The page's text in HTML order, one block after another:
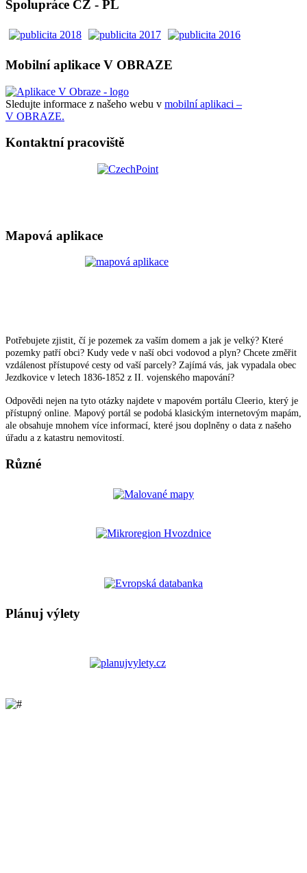
Spolupráce CZ - PL
Mobilní aplikace V OBRAZE
Sledujte informace z našeho webu v mobilní aplikaci –
V OBRAZE.
Kontaktní pracoviště
Mapová aplikace
Potřebujete zjistit, čí je pozemek za vaším domem a jak je velký? Které
pozemky patří obci? Kudy vede v naší obci vodovod a plyn? Chcete změřit
vzdálenost přístupové cesty od vaší parcely? Zajímá vás, jak vypadala obec
Jezdkovice v letech 1836-1852 z II. vojenského mapování?
Odpovědi nejen na tyto otázky najdete v mapovém portálu Cleerio, který je
přístupný online. Mapový portál se podobá klasickým internetovým mapám,
ale obsahuje mnohem více informací, které jsou doplněny o data z našeho
úřadu a z katastru nemovitostí.
Různé
Plánuj výlety